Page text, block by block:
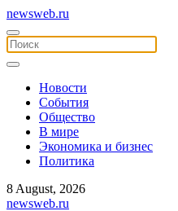
newsweb.ru
Новости
События
Общество
В мире
Экономика и бизнес
Политика
8 August, 2026
newsweb.ru